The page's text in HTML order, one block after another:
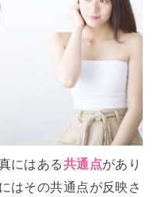
にはある共通点があり
はその共通点が反映さ